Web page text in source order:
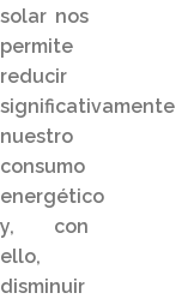
solar nos
permite
reducir
significativamente
nuestro
consumo
energético
y, con
ello,
disminuir